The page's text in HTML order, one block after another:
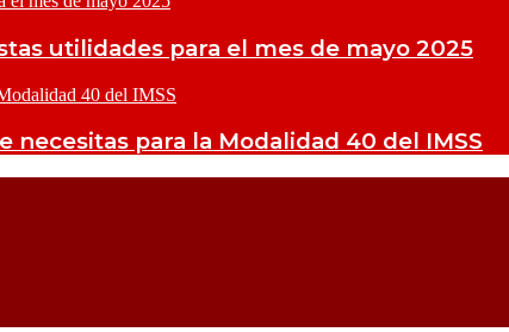
utilidades para el mes de mayo 2025
necesitas para la Modalidad 40 del IMSS